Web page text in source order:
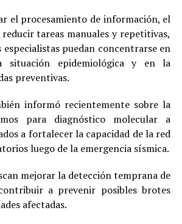
el procesamiento de información, el
tareas manuales y repetitivas,
especialistas puedan concentrarse en
situación epidemiológica y en la
preventivas.
informó recientemente sobre la
para diagnóstico molecular a
a fortalecer la capacidad de la red
luego de la emergencia sísmica.
mejorar la detección temprana de
a prevenir posibles brotes
afectadas.